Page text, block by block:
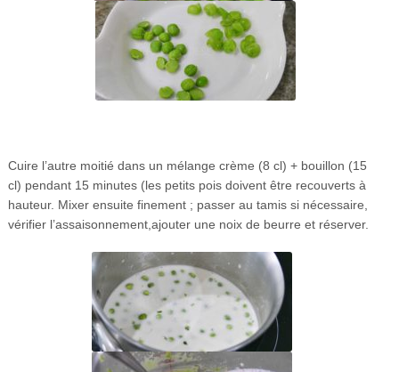
Cuire l’autre moitié dans un mélange crème (8 cl) + bouillon (15
cl) pendant 15 minutes (les petits pois doivent être recouverts à
hauteur. Mixer ensuite finement ; passer au tamis si nécessaire,
vérifier l’assaisonnement,ajouter une noix de beurre et réserver.